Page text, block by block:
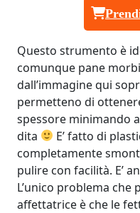
Questo strumento è
comunque pane
dall’immagine qui
permetteno di
spessore minimando
dita
E’ fatto di
completamente
pulire con facilità. E’
L’unico problema che
affettatrice è che le